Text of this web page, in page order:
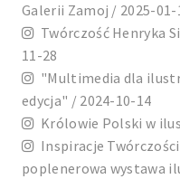
Galerii Zamoj / 2025-01-
Twórczość Henryka
11-28
"Multimedia dla
edycja" / 2024-10-14
Królowie Polski w
Inspiracje
poplenerowa wystawa